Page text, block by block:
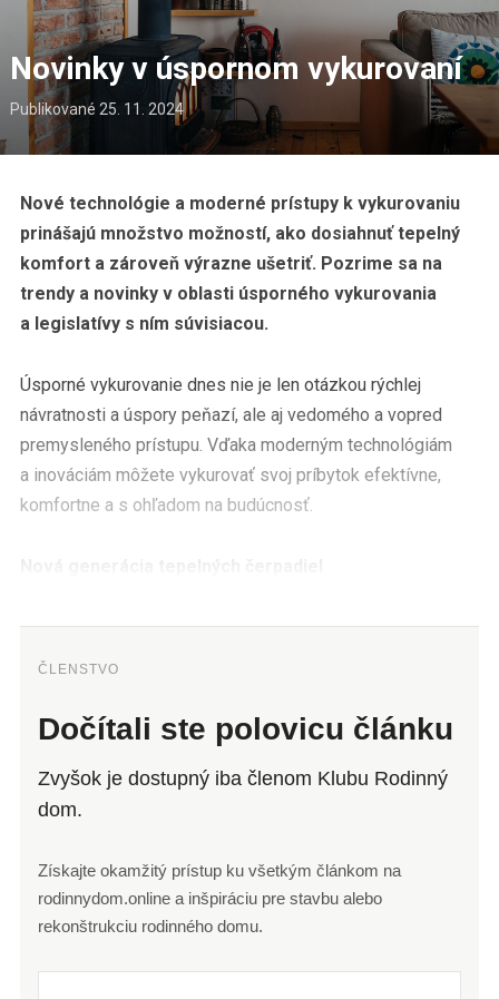
Novinky v úspornom vykurovaní
Publikované 25. 11. 2024
Nové technológie a moderné prístupy k vykurovaniu
prinášajú množstvo možností, ako dosiahnuť tepelný
komfort a zároveň výrazne ušetriť. Pozrime sa na
trendy a novinky v oblasti úsporného vykurovania
a legislatívy s ním súvisiacou.
Úsporné vykurovanie dnes nie je len otázkou rýchlej
návratnosti a úspory peňazí, ale aj vedomého a vopred
premysleného prístupu. Vďaka moderným technológiám
a inováciám môžete vykurovať svoj príbytok efektívne,
komfortne a s ohľadom na budúcnosť.
ČLENSTVO
Dočítali ste polovicu článku
Zvyšok je dostupný iba členom Klubu Rodinný
dom.
Získajte okamžitý prístup ku všetkým článkom na
rodinnydom.online a inšpiráciu pre stavbu alebo
rekonštrukciu rodinného domu.